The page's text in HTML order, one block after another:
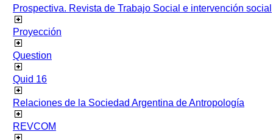
Prospectiva. Revista de Trabajo Social e intervención social
Proyección
Question
Quid 16
Relaciones de la Sociedad Argentina de Antropología
REVCOM